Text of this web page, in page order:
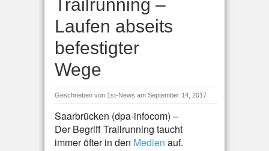
Trailrunning –
Laufen abseits
befestigter
Wege
Geschrieben von 1st-News am September 14, 2017
Saarbrücken (dpa-infocom) –
Der Begriff Trailrunning taucht
immer öfter in den Medien auf.